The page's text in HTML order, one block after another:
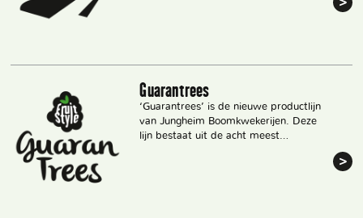
Guarantrees
‘Guarantrees’ is de nieuwe productlijn
van Jungheim Boomkwekerijen. Deze
lijn bestaat uit de acht meest…